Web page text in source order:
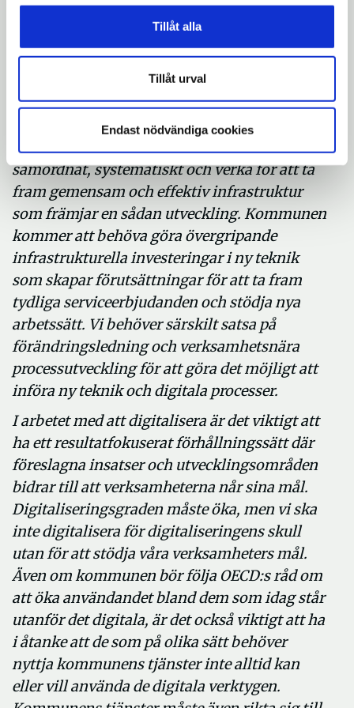
Tillåt alla
Tillåt urval
Endast nödvändiga cookies
teknikutvecklingen ökar exponentiellt.
Digitalisering handlar i huvudsak om att
utveckla verksamheten tvärorganisatoriskt
med stöd av teknikutveckling. Idag ligger de
främsta hindren för detta, enligt exempelvis
OECD, i bristen på koordinering av
utvecklingen. Vi behöver därför arbeta
samordnat, systematiskt och verka för att ta
fram gemensam och effektiv infrastruktur
som främjar en sådan utveckling. Kommunen
kommer att behöva göra övergripande
infrastrukturella investeringar i ny teknik
som skapar förutsättningar för att ta fram
tydliga serviceerbjudanden och stödja nya
arbetssätt. Vi behöver särskilt satsa på
förändringsledning och verksamhetsnära
processutveckling för att göra det möjligt att
införa ny teknik och digitala processer.
I arbetet med att digitalisera är det viktigt att
ha ett resultatfokuserat förhållningssätt där
föreslagna insatser och utvecklingsområden
bidrar till att verksamheterna når sina mål.
Digitaliseringsgraden måste öka, men vi ska
inte digitalisera för digitaliseringens skull
utan för att stödja våra verksamheters mål.
Även om kommunen bör följa OECD:s råd om
att öka användandet bland dem som idag står
utanför det digitala, är det också viktigt att ha
i åtanke att de som på olika sätt behöver
nyttja kommunens tjänster inte alltid kan
eller vill använda de digitala verktygen.